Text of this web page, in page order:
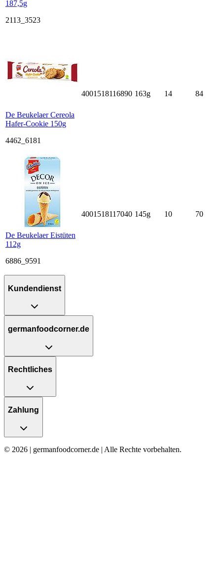
187,5g
2113_3523
De Beukelaer Cereola
Hafer-Cookie 150g
4462_6181
4001518116890 163g 14 84
De Beukelaer Eistüten
112g
6886_9591
4001518117040 145g 10 70
Kundendienst
germanfoodcorner.de
Rechtliches
Zahlung
© 2026 | germanfoodcorner.de | Alle Rechte vorbehalten.